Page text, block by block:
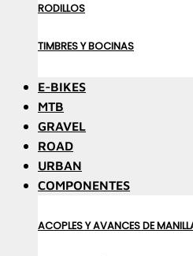
RODILLOS
TIMBRES Y BOCINAS
E-BIKES
MTB
GRAVEL
ROAD
URBAN
COMPONENTES
ACOPLES Y AVANCES DE